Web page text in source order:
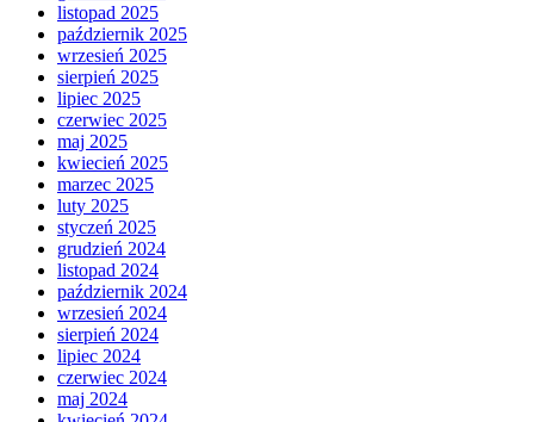
listopad 2025
październik 2025
wrzesień 2025
sierpień 2025
lipiec 2025
czerwiec 2025
maj 2025
kwiecień 2025
marzec 2025
luty 2025
styczeń 2025
grudzień 2024
listopad 2024
październik 2024
wrzesień 2024
sierpień 2024
lipiec 2024
czerwiec 2024
maj 2024